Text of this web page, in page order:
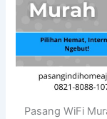
Pasang WiFi